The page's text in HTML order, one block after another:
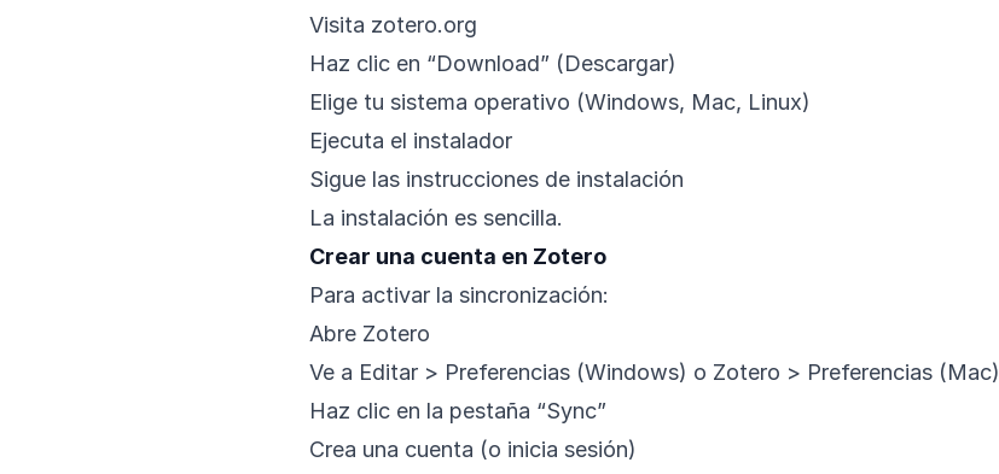
Visita zotero.org
Haz clic en “Download” (Descargar)
Elige tu sistema operativo (Windows, Mac, Linux)
Ejecuta el instalador
Sigue las instrucciones de instalación
La instalación es sencilla.
Crear una cuenta en Zotero
Para activar la sincronización:
Abre Zotero
Ve a Editar > Preferencias (Windows) o Zotero > Preferencias (Mac)
Haz clic en la pestaña “Sync”
Crea una cuenta (o inicia sesión)